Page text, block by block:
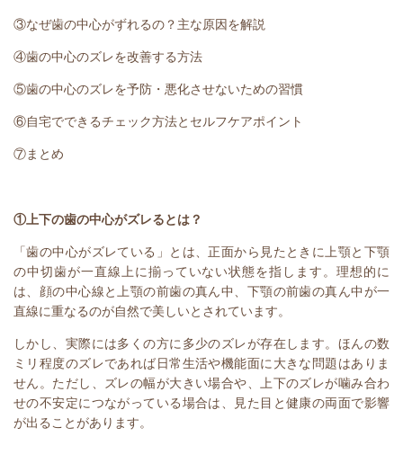
③なぜ歯の中心がずれるの？主な原因を解説
④歯の中心のズレを改善する方法
⑤歯の中心のズレを予防・悪化させないための習慣
⑥自宅でできるチェック方法とセルフケアポイント
⑦まとめ
①上下の歯の中心がズレるとは？
「歯の中心がズレている」とは、正面から見たときに上顎と下顎
の中切歯が一直線上に揃っていない状態を指します。理想的に
は、顔の中心線と上顎の前歯の真ん中、下顎の前歯の真ん中が一
直線に重なるのが自然で美しいとされています。
しかし、実際には多くの方に多少のズレが存在します。ほんの数
ミリ程度のズレであれば日常生活や機能面に大きな問題はありま
せん。ただし、ズレの幅が大きい場合や、上下のズレが噛み合わ
せの不安定につながっている場合は、見た目と健康の両面で影響
が出ることがあります。